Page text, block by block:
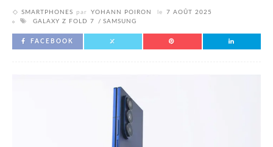
SMARTPHONES par YOHANN POIRON le
7 AOÛT 2025
GALAXY Z FOLD 7
SAMSUNG
FACEBOOK